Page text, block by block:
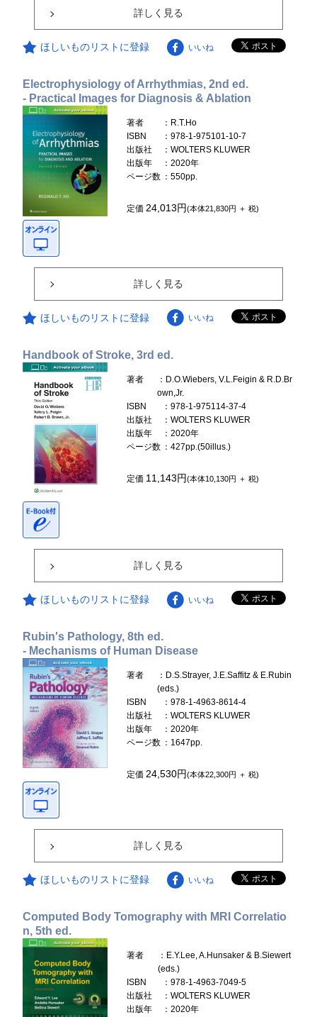
詳しく見る
ほしいものリストに登録 いいね
Electrophysiology of Arrhythmias, 2nd ed.
- Practical Images for Diagnosis & Ablation
著者
：R.T.Ho
ISBN
：978-1-975101-10-7
出版社
：WOLTERS KLUWER
出版年
：2020年
ページ数 ：550pp.
定価24,013円(本体21,830円 ＋ 税)
詳しく見る
ほしいものリストに登録 いいね
Handbook of Stroke, 3rd ed.
著者
：D.O.Wiebers, V.L.Feigin & R.D.Br
own,Jr.
ISBN
：978-1-975114-37-4
出版社
：WOLTERS KLUWER
出版年
：2020年
ページ数 ：427pp.(50illus.)
定価 11,143円(本体10,130円 ＋ 税)
詳しく見る
ほしいものリストに登録 いいね
Rubin's Pathology, 8th ed.
- Mechanisms of Human Disease
著者
：D.S.Strayer, J.E.Saffitz & E.Rubin
(eds.)
ISBN
：978-1-4963-8614-4
出版社
：WOLTERS KLUWER
出版年
：2020年
ページ数 ：1647pp.
定価24,530円(本体22,300円 ＋ 税)
詳しく見る
ほしいものリストに登録 いいね
Computed Body Tomography with MRI Correlatio
n, 5th ed.
著者
：E.Y.Lee, A.Hunsaker & B.Siewert
(eds.)
ISBN
：978-1-4963-7049-5
出版社
：WOLTERS KLUWER
出版年
：2020年